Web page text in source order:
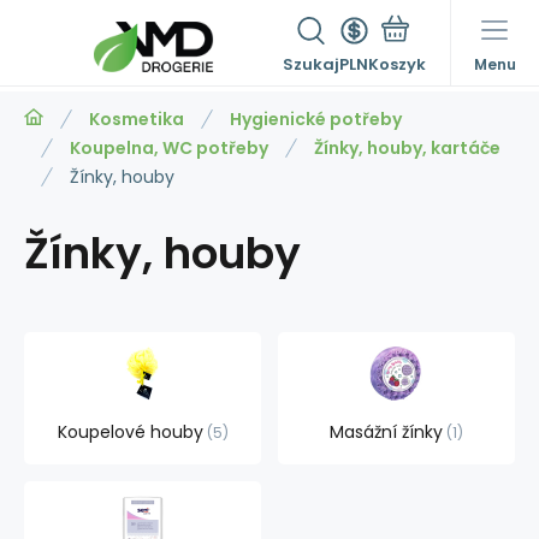
SzukajPLN Menu
Kosmetika
Hygienické potřeby
Koupelna, WC potřeby
Žínky, houby, kartáče
Žínky, houby
Žínky, houby
Koupelové houby 5 Masážní žínky 1